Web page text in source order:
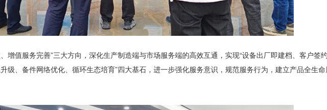
增值服务完善”三大方向，深化生产制造端与市场服务端的高效互通，实现“设备出厂即建档、客户签
级、备件网络优化、循环生态培育”四大基石，进一步强化服务意识，规范服务行为，建立产品全生